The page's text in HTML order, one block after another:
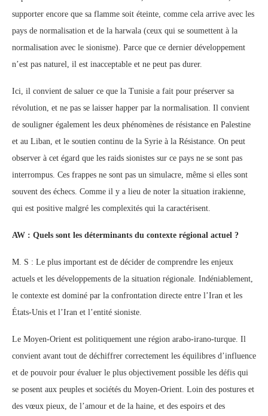
supporter encore que sa flamme soit éteinte, comme cela arrive avec les
pays de normalisation et de la harwala (ceux qui se soumettent à la
normalisation avec le sionisme). Parce que ce dernier développement
n’est pas naturel, il est inacceptable et ne peut pas durer.
Ici, il convient de saluer ce que la Tunisie a fait pour préserver sa
révolution, et ne pas se laisser happer par la normalisation. Il convient
de souligner également les deux phénomènes de résistance en Palestine
et au Liban, et le soutien continu de la Syrie à la Résistance. On peut
observer à cet égard que les raids sionistes sur ce pays ne se sont pas
interrompus. Ces frappes ne sont pas un simulacre, même si elles sont
souvent des échecs. Comme il y a lieu de noter la situation irakienne,
qui est positive malgré les complexités qui la caractérisent.
AW : Quels sont les déterminants du contexte régional actuel ?
M. S : Le plus important est de décider de comprendre les enjeux
actuels et les développements de la situation régionale. Indéniablement,
le contexte est dominé par la confrontation directe entre l’Iran et les
États-Unis et l’Iran et l’entité sioniste.
Le Moyen-Orient est politiquement une région arabo-irano-turque. Il
convient avant tout de déchiffrer correctement les équilibres d’influence
et de pouvoir pour évaluer le plus objectivement possible les défis qui
se posent aux peuples et sociétés du Moyen-Orient. Loin des postures et
des vœux pieux, de l’amour et de la haine, et des espoirs et des